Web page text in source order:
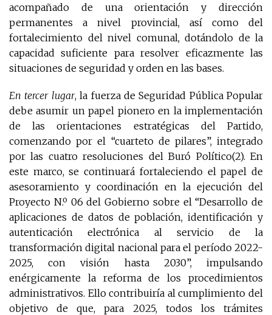
acompañado de una orientación y dirección
permanentes a nivel provincial, así como del
fortalecimiento del nivel comunal, dotándolo de la
capacidad suficiente para resolver eficazmente las
situaciones de seguridad y orden en las bases.
En tercer lugar, la fuerza de Seguridad Pública Popular
debe asumir un papel pionero en la implementación
de las orientaciones estratégicas del Partido,
comenzando por el “cuarteto de pilares”, integrado
por las cuatro resoluciones del Buró Político(2). En
este marco, se continuará fortaleciendo el papel de
asesoramiento y coordinación en la ejecución del
Proyecto N.º 06 del Gobierno sobre el “Desarrollo de
aplicaciones de datos de población, identificación y
autenticación electrónica al servicio de la
transformación digital nacional para el período 2022-
2025, con visión hasta 2030”, impulsando
enérgicamente la reforma de los procedimientos
administrativos. Ello contribuiría al cumplimiento del
objetivo de que, para 2025, todos los trámites